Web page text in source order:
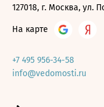
127018, г. Москва, ул.
На карте
+7 495 956-34-58
info@vedomosti.ru